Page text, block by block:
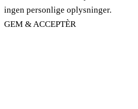
ingen personlige oplysninger.
GEM & ACCEPTÈR